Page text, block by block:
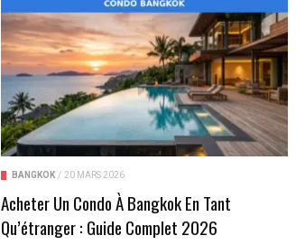
BANGKOK / 20 MARS 2026
Acheter Un Condo À Bangkok En Tant
Qu’étranger : Guide Complet 2026